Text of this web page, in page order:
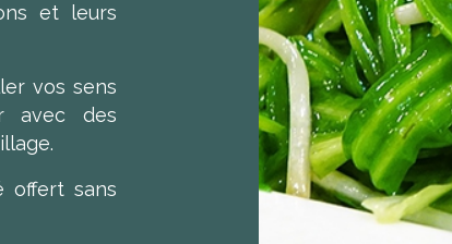
et leurs
vos sens
avec des
offert sans